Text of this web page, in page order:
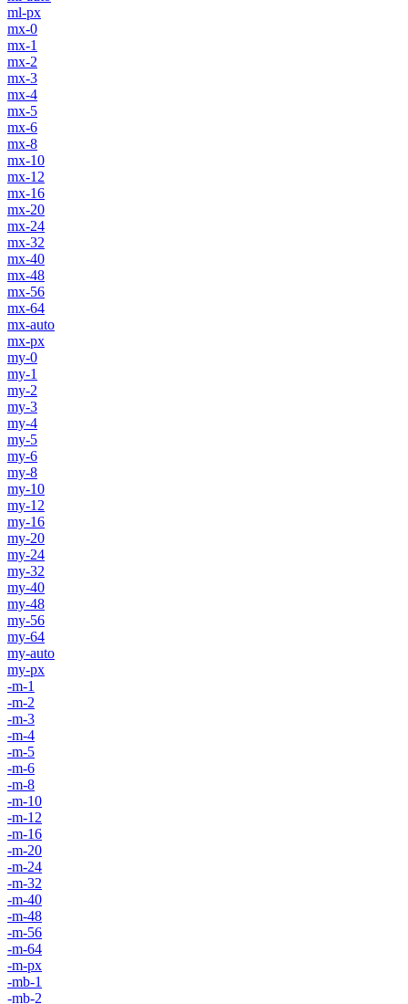
ml-px
mx-0
mx-1
mx-2
mx-3
mx-4
mx-5
mx-6
mx-8
mx-10
mx-12
mx-16
mx-20
mx-24
mx-32
mx-40
mx-48
mx-56
mx-64
mx-auto
mx-px
my-0
my-1
my-2
my-3
my-4
my-5
my-6
my-8
my-10
my-12
my-16
my-20
my-24
my-32
my-40
my-48
my-56
my-64
my-auto
my-px
-m-1
-m-2
-m-3
-m-4
-m-5
-m-6
-m-8
-m-10
-m-12
-m-16
-m-20
-m-24
-m-32
-m-40
-m-48
-m-56
-m-64
-m-px
-mb-1
-mb-2